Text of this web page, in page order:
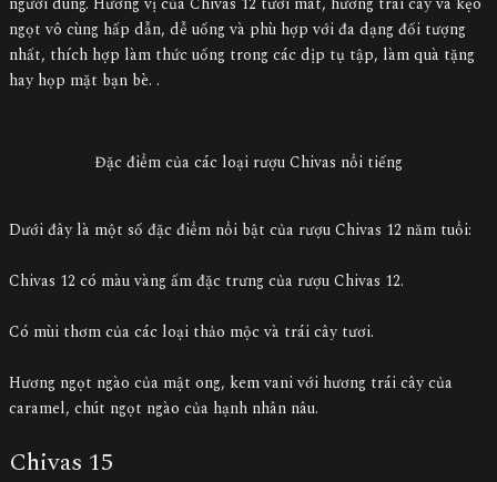
ngọt vô cùng hấp dẫn, dễ uống và phù hợp với đa dạng đối tượng
nhất, thích hợp làm thức uống trong các dịp tụ tập, làm quà tặng
hay họp mặt bạn bè. .
Đặc điểm của các loại rượu Chivas nổi tiếng
Dưới đây là một số đặc điểm nổi bật của rượu Chivas 12 năm tuổi:
Chivas 12 có màu vàng ấm đặc trưng của rượu Chivas 12.
Có mùi thơm của các loại thảo mộc và trái cây tươi.
Hương ngọt ngào của mật ong, kem vani với hương trái cây của
caramel, chút ngọt ngào của hạnh nhân nâu.
Chivas 15